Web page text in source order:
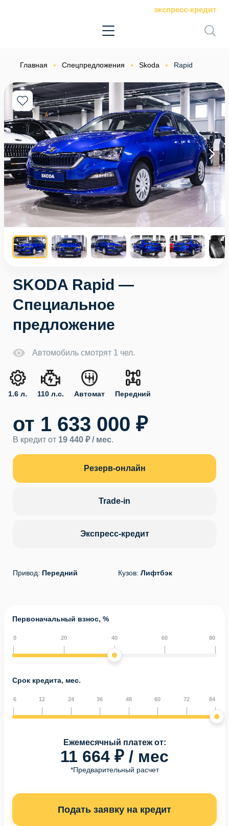
экспресс-кредит
Главная Спецпредложения Skoda Rapid
SKODA Rapid —
Специальное
предложение
Автомобиль смотрят 1 чел.
1.6 л. 110 л.с. Автомат Передний
от 1 633 000 ₽
В кредит от 19 440 ₽ / мес.
Резерв-онлайн
Trade-in
Экспресс-кредит
Привод: Передний Кузов: Лифтбэк
Первоначальный взнос, %
0 20 40 60 80
Срок кредита, мес.
6 12 24 36 48 60 72 84
Ежемесячный платеж от:
11 664 ₽ / мес
*Предварительный расчет
Подать заявку на кредит